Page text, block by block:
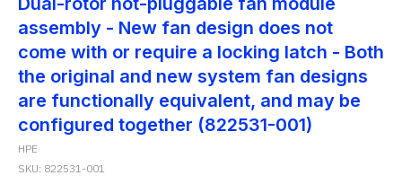
assembly - New fan design does not
come with or require a locking latch - Both
the original and new system fan designs
are functionally equivalent, and may be
configured together (822531-001)
HPE
SKU: 822531-001